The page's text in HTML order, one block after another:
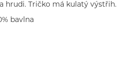
hrudi. Tričko má kulatý výstřih.
bavlna